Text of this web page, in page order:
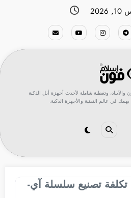
وتغطية شاملة لأحدث أجهزة أبل الذكية
يهمك في عالم التقنية والأجهزة الذكية.
تصنيع سلسلة آي-